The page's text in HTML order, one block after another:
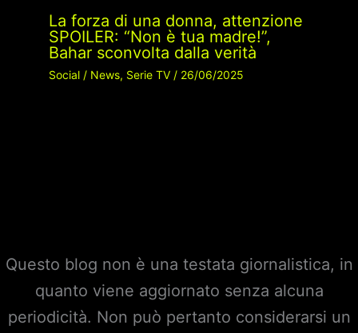
La forza di una donna, attenzione
SPOILER: “Non è tua madre!”,
Bahar sconvolta dalla verità
Social/ News, Serie TV/ 26/06/2025
Questo blog non è una testata giornalistica, in
quanto viene aggiornato senza alcuna
periodicità. Non può pertanto considerarsi un